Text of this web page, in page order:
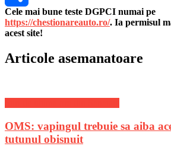
Share
Cele mai bune teste DGPCI numai pe
https://chestionareauto.ro/. Ia permisul
acest site!
Articole asemanatoare
OMS: vapingul trebuie sa aiba
tutunul obisnuit